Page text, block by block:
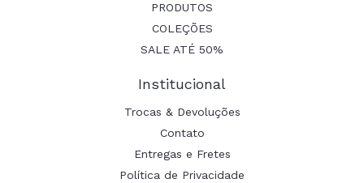
PRODUTOS
COLEÇÕES
SALE ATÉ 50%
Institucional
Trocas & Devoluções
Contato
Entregas e Fretes
Política de Privacidade